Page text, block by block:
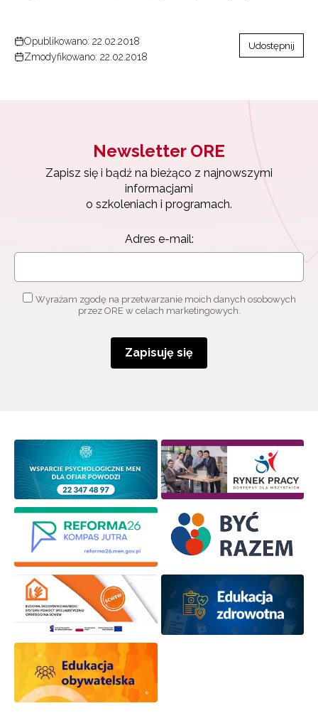
Opublikowano: 22.02.2018
Zmodyfikowano: 22.02.2018
Udostępnij
Newsletter ORE
Zapisz się i bądź na bieżąco z najnowszymi
informacjami
o szkoleniach i programach.
Adres e-mail:
Wyrażam zgodę na przetwarzanie moich danych osobowych
przez ORE w celach marketingowych.
Zapisuję się